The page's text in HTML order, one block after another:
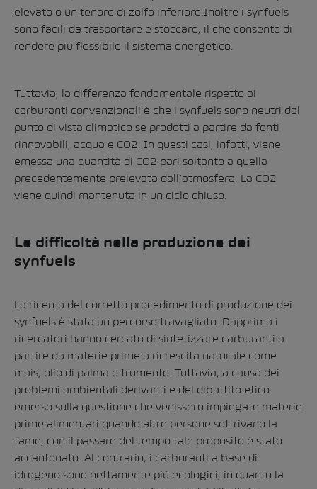
elevato o un tenore di zolfo inferiore.Inoltre i synfuels
sono facili da trasportare e stoccare, il che consente di
rendere più flessibile il sistema energetico.
Tuttavia, la differenza fondamentale rispetto ai
carburanti convenzionali è che i synfuels sono neutri dal
punto di vista climatico se prodotti a partire da fonti
rinnovabili, acqua e CO2. In questi casi, infatti, viene
emessa una quantità di CO2 pari soltanto a quella
precedentemente prelevata dall’atmosfera. La CO2
viene quindi mantenuta in un ciclo chiuso.
Le difficoltà nella produzione dei
synfuels
La ricerca del corretto procedimento di produzione dei
synfuels è stata un percorso travagliato. Dapprima i
ricercatori hanno cercato di sintetizzare carburanti a
partire da materie prime a ricrescita naturale come
mais, olio di palma o frumento. Tuttavia, a causa dei
problemi ambientali derivanti e del dibattito etico
emerso sulla questione che venissero impiegate materie
prime alimentari quando altre persone soffrivano la
fame, con il passare del tempo tale proposito è stato
accantonato. Al contrario, i carburanti a base di
idrogeno sono nettamente più ecologici, in quanto la